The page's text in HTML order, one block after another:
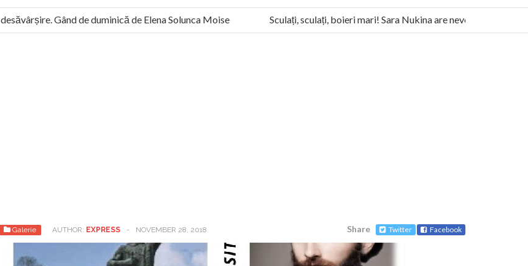
Gând de duminică de Elena Solunca Moise
Sculați, sculați, boieri mari! Sara Nukina are nevoie de ajutorul
sunt slavi, nu latini”. Fostul agent ceaușist de la Humanitas militează pentru federalizarea României
Galerie AUTHOR: EXPRESS - NOVEMBER 28, 2018 Share Twitter Facebook